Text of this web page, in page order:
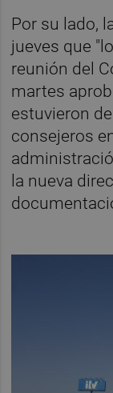
Por su lado,
jueves que
reunión del
martes
estuvieron
consejeros
la nueva